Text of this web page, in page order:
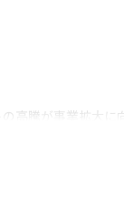
騰が事業拡大に
ードできる方を募